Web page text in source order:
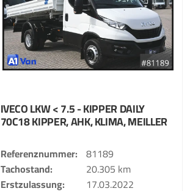
IVECOLKW < 7.5 - KIPPERDAILY
70C18 KIPPER, AHK, KLIMA, MEILLER
Referenznummer
81189
Tachostand
20.305 km
Erstzulassung
17.03.2022